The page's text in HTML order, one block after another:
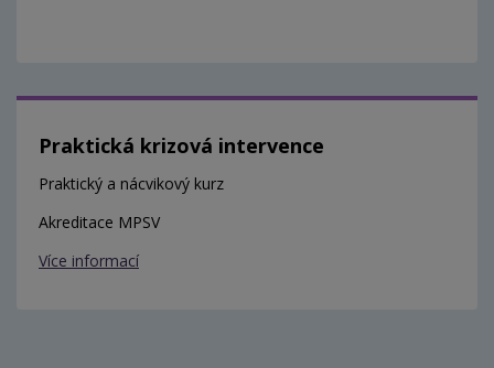
Praktická krizová intervence
Praktický a nácvikový kurz
Akreditace MPSV
Více informací